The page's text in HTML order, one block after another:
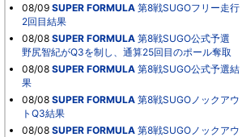
08/09 SUPER FORMULA 第8戦SUGOフリー走行
2回目結果
08/08 SUPER FORMULA 第8戦SUGO公式予選
野尻智紀がQ3を制し、通算25回目のポール奪取
08/08 SUPER FORMULA 第8戦SUGO公式予選結
果
08/08 SUPER FORMULA 第8戦SUGOノックアウ
トQ3結果
08/08 SUPER FORMULA 第8戦SUGOノックアウ